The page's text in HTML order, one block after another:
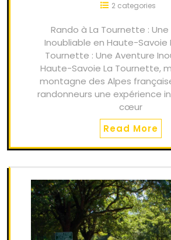
2 categories
Rando à La Tournette :
Inoubliable en Haute-Savoie
Tournette : Une Aventure
Haute-Savoie La Tournette,
montagne des Alpes
randonneurs une expérience
cœur
Read More